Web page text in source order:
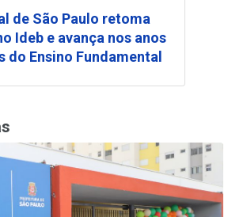
de São Paulo retoma
Ideb e avança nos anos
do Ensino Fundamental